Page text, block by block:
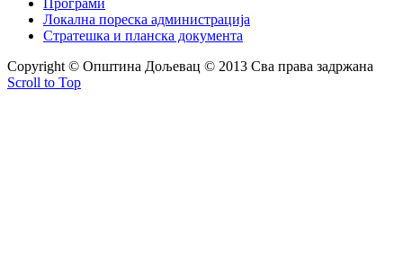
Програми
Локална пореска администрација
Стратешка и планска документа
Copyright © Oпштина Дољевац © 2013 Сва права задржана
Scroll to Top